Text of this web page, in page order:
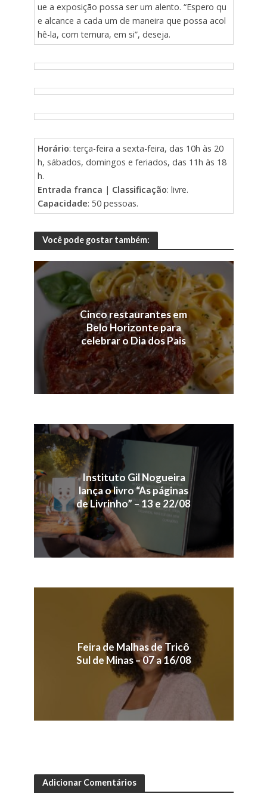
ue a exposição possa ser um alento. “Espero qu
e alcance a cada um de maneira que possa acol
hê-la, com ternura, em si”, deseja.
Horário: terça-feira a sexta-feira, das 10h às 20
h, sábados, domingos e feriados, das 11h às 18
h.
Entrada franca | Classificação: livre.
Capacidade: 50 pessoas.
Você pode gostar também:
Cinco restaurantes em
Belo Horizonte para
celebrar o Dia dos Pais
Instituto Gil Nogueira
lança o livro “As páginas
de Livrinho” – 13 e 22/08
Feira de Malhas de Tricô
Sul de Minas – 07 a 16/08
Adicionar Comentários